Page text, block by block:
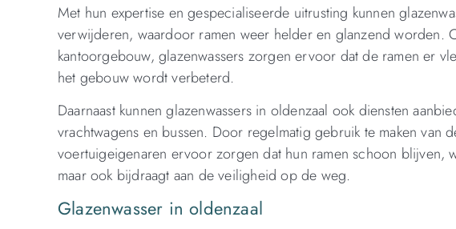
Met hun expertise en gespecialiseerde uitrusting kunnen
verwijderen, waardoor ramen weer helder en glanzend worden.
kantoorgebouw, glazenwassers zorgen ervoor dat de ramen er
het gebouw wordt verbeterd.
Daarnaast kunnen glazenwassers in oldenzaal ook diensten
vrachtwagens en bussen. Door regelmatig gebruik te maken van
voertuigeigenaren ervoor zorgen dat hun ramen schoon blijven,
maar ook bijdraagt aan de veiligheid op de weg.
Glazenwasser in oldenzaal